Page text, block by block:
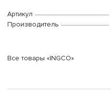
Артикул
Производитель
Все товары «INGCO»